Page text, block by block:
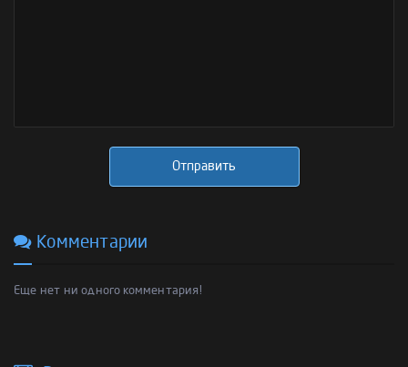
Отправить
Комментарии
Еще нет ни одного комментария!